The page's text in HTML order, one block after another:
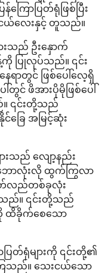
ကြောပြတ်ရုံဖြစ်ပြီး
ယ်လေးနှင့် တူသည်။
ားသည် ဦးနှောက်
ကို ပြုလုပ်သည်။ ၎င်း
ရာတွင် ဖြစ်ပေါ်လေ့ရှိ
ါ်တွင် ဖိအားပိုမိုဖြစ်ပေါ်
ည်။ ၎င်းတို့သည်
ခြေ အမြင့်ဆုံး
ားသည် လျော့နည်း
ောလုံးလို ထွက်ကြွလာ
တ်လည်တစ်ခုလုံး
ေသည်။ ၎င်းတို့သည်
ကို ထိခိုက်စေသော
ပြတ်ရုံများကို ၎င်းတို့၏
သည်။ သေးငယ်သော